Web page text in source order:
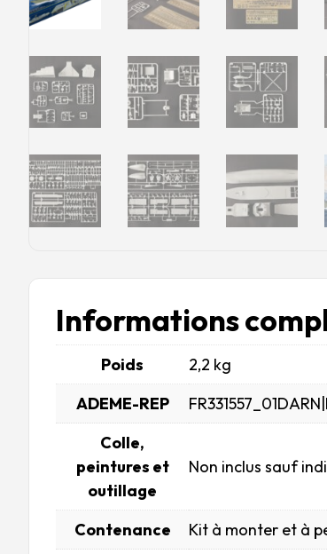
Informations
Poids
2,2 kg
ADEME-REP
Colle,
peintures et
outillage
Non inclus sauf
Contenance
Kit à monter et à